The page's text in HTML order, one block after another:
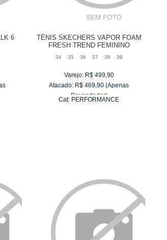
6
TÊNIS SKECHERS VAPOR FOAM
FRESH TREND FEMININO
34 35 36 37 38 39
Varejo: R$ 499,90
Atacado: R$ 469,90 (Apenas
Revendedor)
Cat: PERFORMANCE